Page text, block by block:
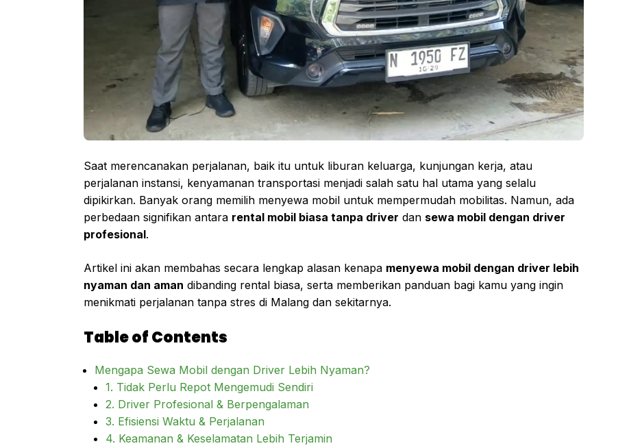
Saat merencanakan perjalanan, baik itu untuk liburan keluarga, kunjungan kerja, atau
perjalanan instansi, kenyamanan transportasi menjadi salah satu hal utama yang selalu
dipikirkan. Banyak orang memilih menyewa mobil untuk mempermudah mobilitas. Namun, ada
perbedaan signifikan antara rental mobil biasa tanpa driver dan sewa mobil dengan driver
profesional.
Artikel ini akan membahas secara lengkap alasan kenapa menyewa mobil dengan driver lebih
nyaman dan aman dibanding rental biasa, serta memberikan panduan bagi kamu yang ingin
menikmati perjalanan tanpa stres di Malang dan sekitarnya.
Table of Contents
Mengapa Sewa Mobil dengan Driver Lebih Nyaman?
1. Tidak Perlu Repot Mengemudi Sendiri
2. Driver Profesional & Berpengalaman
3. Efisiensi Waktu & Perjalanan
4. Keamanan & Keselamatan Lebih Terjamin